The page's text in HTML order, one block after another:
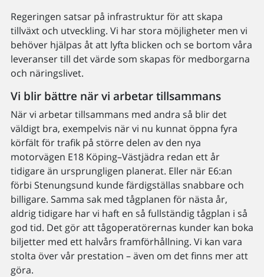
Regeringen satsar på infrastruktur för att skapa
tillväxt och utveckling. Vi har stora möjligheter men vi
behöver hjälpas åt att lyfta blicken och se bortom våra
leveranser till det värde som skapas för medborgarna
och näringslivet.
Vi blir bättre när vi arbetar tillsammans
När vi arbetar tillsammans med andra så blir det
väldigt bra, exempelvis när vi nu kunnat öppna fyra
körfält för trafik på större delen av den nya
motorvägen E18 Köping–Västjädra redan ett år
tidigare än ursprungligen planerat. Eller när E6:an
förbi Stenungsund kunde färdigställas snabbare och
billigare. Samma sak med tågplanen för nästa år,
aldrig tidigare har vi haft en så fullständig tågplan i så
god tid. Det gör att tågoperatörernas kunder kan boka
biljetter med ett halvårs framförhållning. Vi kan vara
stolta över vår prestation – även om det finns mer att
göra.